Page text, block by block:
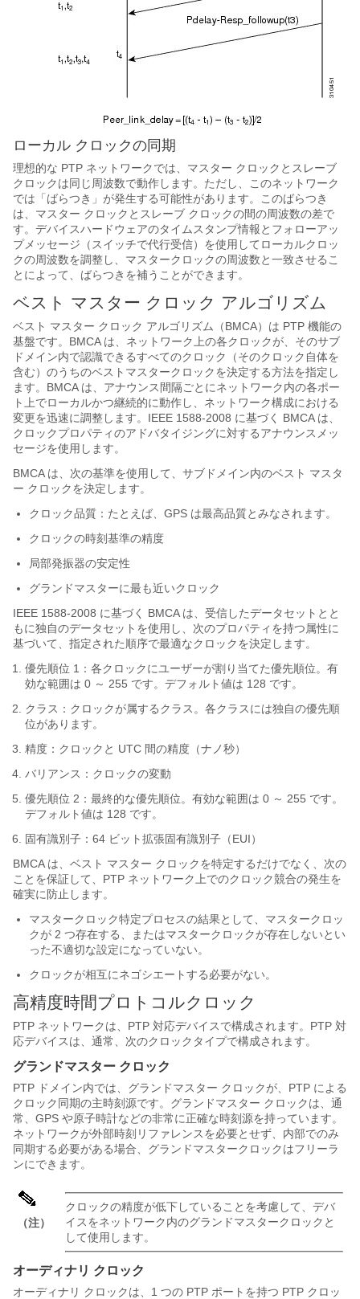
ローカル クロックの同期
理想的な PTP ネットワークでは、マスター クロックとスレーブ
クロックは同じ周波数で動作します。ただし、このネットワーク
では「ばらつき」が発生する可能性があります。このばらつき
は、マスター クロックとスレーブ クロックの間の周波数の差で
す。デバイスハードウェアのタイムスタンプ情報とフォローアッ
プメッセージ（スイッチで代行受信）を使用してローカルクロッ
クの周波数を調整し、マスタークロックの周波数と一致させるこ
とによって、ばらつきを補うことができます。
ベスト マスター クロック アルゴリズム
ベスト マスター クロック アルゴリズム（BMCA）は PTP 機能の
基盤です。BMCA は、ネットワーク上の各クロックが、そのサブ
ドメイン内で認識できるすべてのクロック（そのクロック自体を
含む）のうちのベストマスタークロックを決定する方法を指定し
ます。BMCA は、アナウンス間隔ごとにネットワーク内の各ポー
ト上でローカルかつ継続的に動作し、ネットワーク構成における
変更を迅速に調整します。IEEE 1588-2008 に基づく BMCA は、
クロックプロパティのアドバタイジングに対するアナウンスメッ
セージを使用します。
BMCA は、次の基準を使用して、サブドメイン内のベスト マスタ
ー クロックを決定します。
クロック品質：たとえば、GPS は最高品質とみなされます。
クロックの時刻基準の精度
局部発振器の安定性
グランドマスターに最も近いクロック
IEEE 1588-2008 に基づく BMCA は、受信したデータセットとと
もに独自のデータセットを使用し、次のプロパティを持つ属性に
基づいて、指定された順序で最適なクロックを決定します。
優先順位 1：各クロックにユーザーが割り当てた優先順位。有
効な範囲は 0 ～ 255 です。デフォルト値は 128 です。
クラス：クロックが属するクラス。各クラスには独自の優先順
位があります。
精度：クロックと UTC 間の精度（ナノ秒）
バリアンス：クロックの変動
優先順位 2：最終的な優先順位。有効な範囲は 0 ～ 255 です。
デフォルト値は 128 です。
固有識別子：64 ビット拡張固有識別子（EUI）
BMCA は、ベスト マスター クロックを特定するだけでなく、次の
ことを保証して、PTP ネットワーク上でのクロック競合の発生を
確実に防止します。
マスタークロック特定プロセスの結果として、マスタークロッ
クが 2 つ存在する、またはマスタークロックが存在しないとい
った不適切な設定になっていない。
クロックが相互にネゴシエートする必要がない。
高精度時間プロトコルクロック
PTP ネットワークは、PTP 対応デバイスで構成されます。PTP 対
応デバイスは、通常、次のクロックタイプで構成されます。
グランドマスター クロック
PTP ドメイン内では、グランドマスター クロックが、PTP による
クロック同期の主時刻源です。グランドマスター クロックは、通
常、GPS や原子時計などの非常に正確な時刻源を持っています。
ネットワークが外部時刻リファレンスを必要とせず、内部でのみ
同期する必要がある場合、グランドマスタークロックはフリーラ
ンにできます。
（注）
クロックの精度が低下していることを考慮して、デバ
イスをネットワーク内のグランドマスタークロックと
して使用します。
オーディナリ クロック
オーディナリ クロックは、1 つの PTP ポートを持つ PTP クロッ